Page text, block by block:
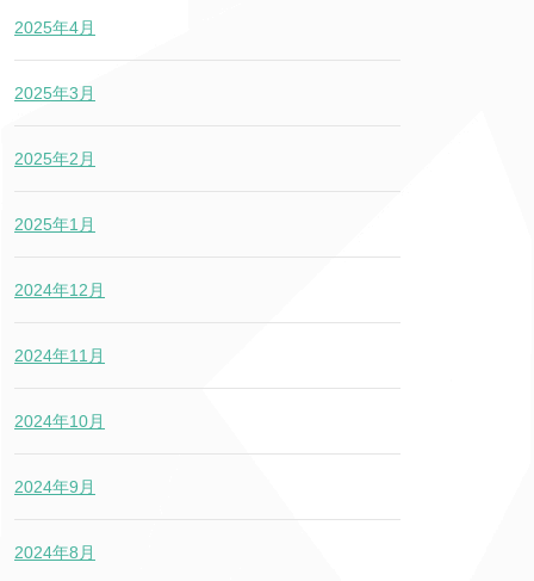
2025年4月
2025年3月
2025年2月
2025年1月
2024年12月
2024年11月
2024年10月
2024年9月
2024年8月